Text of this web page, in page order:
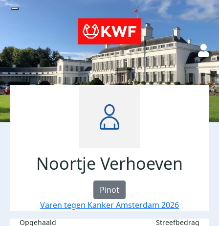
Noortje Verhoeven
Pinot
Varen tegen Kanker Amsterdam 2026
Opgehaald Streefbedrag